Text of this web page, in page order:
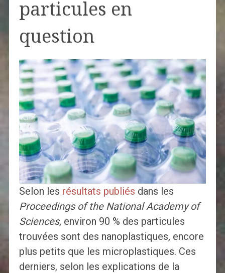
particules en
question
Selon les résultats publiés dans les
Proceedings of the National Academy of
Sciences, environ 90 % des particules
trouvées sont des nanoplastiques, encore
plus petits que les microplastiques. Ces
derniers, selon les explications de la